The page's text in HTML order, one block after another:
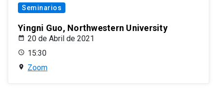
Seminarios
Yingni Guo, Northwestern University
20 de Abril de 2021
15:30
Zoom